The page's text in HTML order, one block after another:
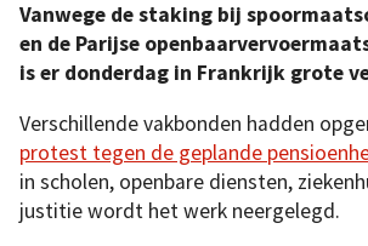
Vanwege de staking bij
en de Parijse
is er donderdag in Frankrijk grote
Verschillende vakbonden hadden
protest tegen de geplande
in scholen, openbare diensten,
justitie wordt het werk neergelegd.